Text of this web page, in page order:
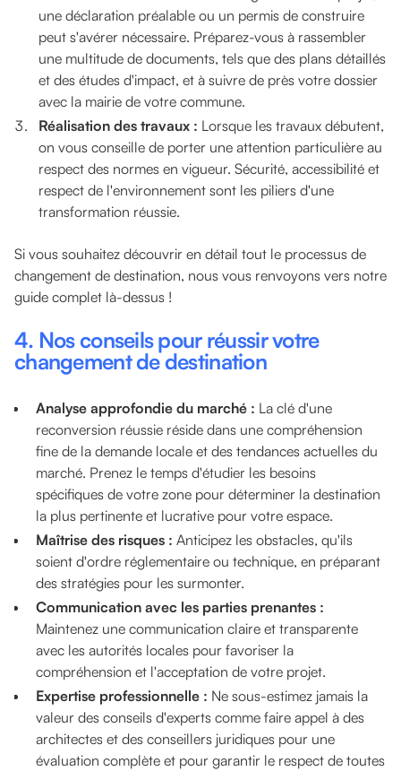
une déclaration préalable ou un permis de construire
peut s'avérer nécessaire. Préparez-vous à rassembler
une multitude de documents, tels que des plans détaillés
et des études d'impact, et à suivre de près votre dossier
avec la mairie de votre commune.
Réalisation des travaux : Lorsque les travaux débutent,
on vous conseille de porter une attention particulière au
respect des normes en vigueur. Sécurité, accessibilité et
respect de l'environnement sont les piliers d'une
transformation réussie.
Si vous souhaitez découvrir en détail tout le processus de
changement de destination, nous vous renvoyons vers notre
guide complet là-dessus !
4. Nos conseils pour réussir votre
changement de destination
Analyse approfondie du marché : La clé d'une
reconversion réussie réside dans une compréhension
fine de la demande locale et des tendances actuelles du
marché. Prenez le temps d'étudier les besoins
spécifiques de votre zone pour déterminer la destination
la plus pertinente et lucrative pour votre espace.
Maîtrise des risques : Anticipez les obstacles, qu'ils
soient d'ordre réglementaire ou technique, en préparant
des stratégies pour les surmonter.
Communication avec les parties prenantes :
Maintenez une communication claire et transparente
avec les autorités locales pour favoriser la
compréhension et l'acceptation de votre projet.
Expertise professionnelle : Ne sous-estimez jamais la
valeur des conseils d'experts comme faire appel à des
architectes et des conseillers juridiques pour une
évaluation complète et pour garantir le respect de toutes